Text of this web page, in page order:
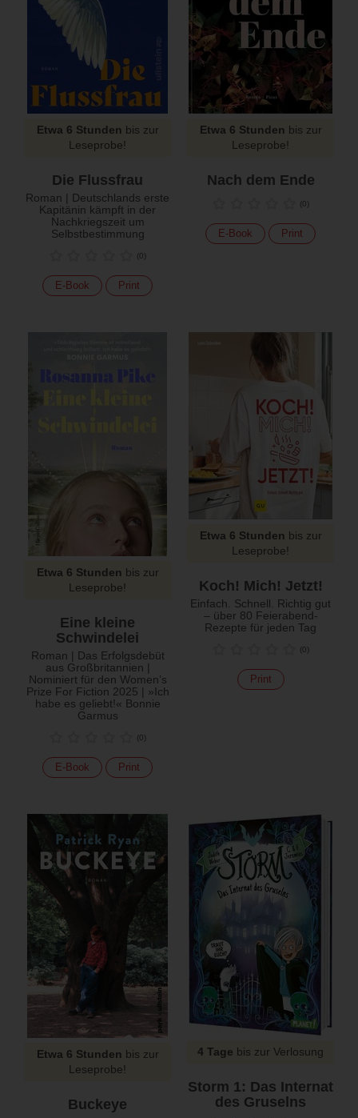
Etwa 6 Stunden bis zur
Leseprobe!
Die Flussfrau
Roman | Deutschlands erste
Kapitänin kämpft in der
Nachkriegszeit um
Selbstbestimmung
(0)
E-Book Print
Etwa 6 Stunden bis zur
Leseprobe!
Nach dem Ende
(0)
E-Book Print
Etwa 6 Stunden bis zur
Leseprobe!
Eine kleine
Schwindelei
Roman | Das Erfolgsdebüt
aus Großbritannien |
Nominiert für den Women’s
Prize For Fiction 2025 | »Ich
habe es geliebt!« Bonnie
Garmus
(0)
E-Book Print
Etwa 6 Stunden bis zur
Leseprobe!
Koch! Mich! Jetzt!
Einfach. Schnell. Richtig gut
– über 80 Feierabend-
Rezepte für jeden Tag
(0)
Print
Etwa 6 Stunden bis zur
Leseprobe!
Buckeye
4 Tage bis zur Verlosung
Storm 1: Das Internat
des Gruselns